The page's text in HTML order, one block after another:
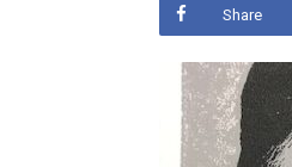
Share